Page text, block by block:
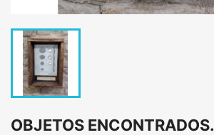
OBJETOS ENCONTRADOS.